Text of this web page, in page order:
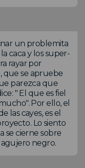
un problemita
caca y los super-
rayar por
que se apruebe
parezca que
" El que es fiel
Por ello, el
las cayes, es el
Lo siento
se cierne sobre
negro.